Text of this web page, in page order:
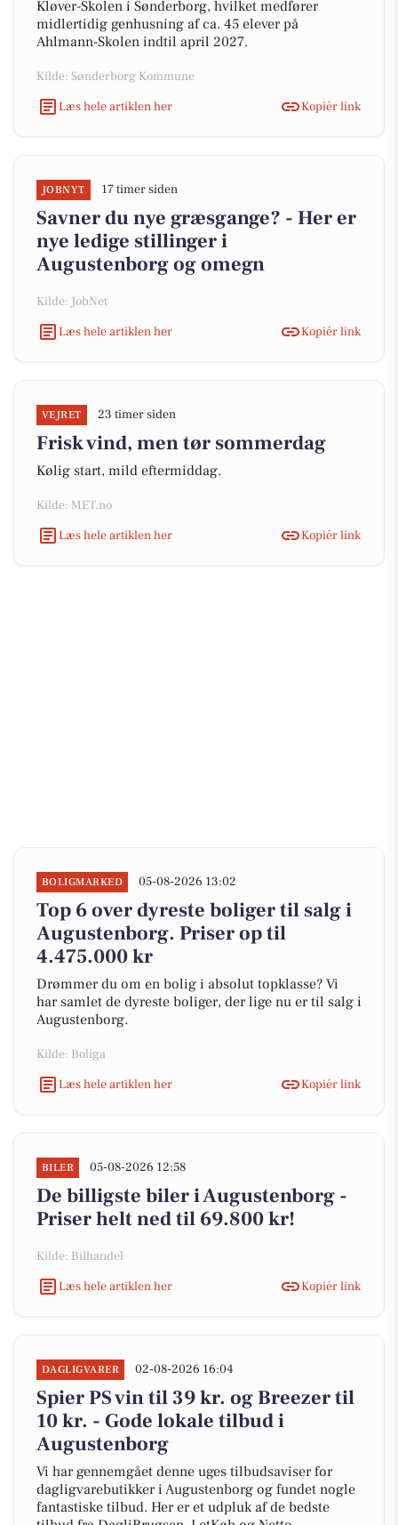
Kløver-Skolen i Sønderborg, hvilket medfører
midlertidig genhusning af ca. 45 elever på
Ahlmann-Skolen indtil april 2027.
Kilde: Sønderborg Kommune
Læs hele artiklen her
Kopiér link
JOBNYT 17 timer siden
Savner du nye græsgange? - Her er
nye ledige stillinger i
Augustenborg og omegn
Kilde: JobNet
Læs hele artiklen her
Kopiér link
VEJRET 23 timer siden
Frisk vind, men tør sommerdag
Kølig start, mild eftermiddag.
Kilde: MET.no
Læs hele artiklen her
Kopiér link
BOLIGMARKED 05-08-2026 13:02
Top 6 over dyreste boliger til salg i
Augustenborg. Priser op til
4.475.000 kr
Drømmer du om en bolig i absolut topklasse? Vi
har samlet de dyreste boliger, der lige nu er til salg i
Augustenborg.
Kilde: Boliga
Læs hele artiklen her
Kopiér link
BILER 05-08-2026 12:58
De billigste biler i Augustenborg -
Priser helt ned til 69.800 kr!
Kilde: Bilhandel
Læs hele artiklen her
Kopiér link
DAGLIGVARER 02-08-2026 16:04
Spier PS vin til 39 kr. og Breezer til
10 kr. - Gode lokale tilbud i
Augustenborg
Vi har gennemgået denne uges tilbudsaviser for
dagligvarebutikker i Augustenborg og fundet nogle
fantastiske tilbud. Her er et udpluk af de bedste